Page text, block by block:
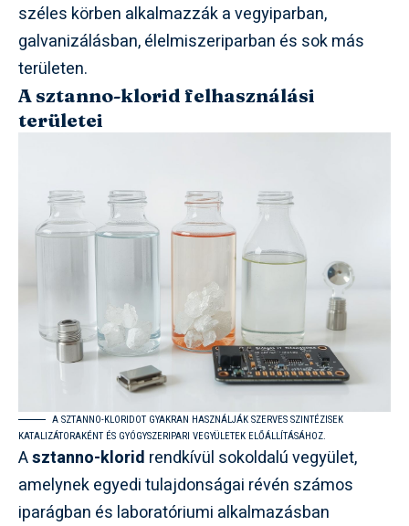
széles körben alkalmazzák a vegyiparban,
galvanizálásban, élelmiszeriparban és sok más
területen.
A sztanno-klorid felhasználási
területei
A SZTANNO-KLORIDOT GYAKRAN HASZNÁLJÁK SZERVES SZINTÉZISEK
KATALIZÁTORAKÉNT ÉS GYÓGYSZERIPARI VEGYÜLETEK ELŐÁLLÍTÁSÁHOZ.
Asztanno-klorid rendkívül sokoldalú vegyület,
amelynek egyedi tulajdonságai révén számos
iparágban és laboratóriumi alkalmazásban